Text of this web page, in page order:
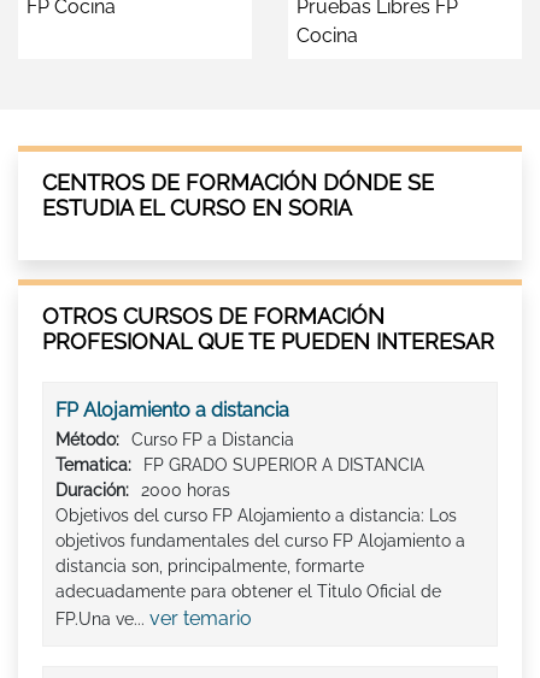
FP Cocina
Pruebas Libres FP
Cocina
CENTROS DE FORMACIÓN DÓNDE SE
ESTUDIA EL CURSO EN SORIA
OTROS CURSOS DE FORMACIÓN
PROFESIONAL QUE TE PUEDEN INTERESAR
FP Alojamiento a distancia
Método:
Curso FP a Distancia
Tematica:
FP GRADO SUPERIOR A DISTANCIA
Duración:
2000 horas
Objetivos del curso FP Alojamiento a distancia: Los
objetivos fundamentales del curso FP Alojamiento a
distancia son, principalmente, formarte
adecuadamente para obtener el Titulo Oficial de
FP.Una ve... ver temario